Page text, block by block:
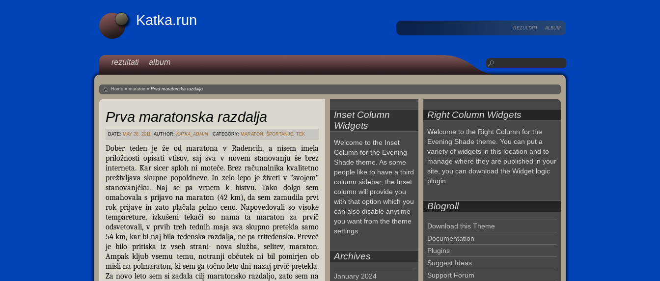
Katka.run REZULTATI ALBUM
rezultati album
Home » maraton » Prva maratonska razdalja
Prva maratonska razdalja
DATE: MAY 28, 2011 AUTHOR: KATKA_ADMIN CATEGORY: MARATON , ŠPORTANJE, TEK
Dober teden je že od maratona v Radencih, a nisem imela
priložnosti opisati vtisov, saj sva v novem stanovanju še brez
interneta. Kar sicer sploh ni moteče. Brez računalnika kvalitetno
preživljava skupne popoldneve. In zelo lepo je živeti v “svojem”
stanovanjčku. Naj se pa vrnem k bistvu. Tako dolgo sem
omahovala s prijavo na maraton (42 km), da sem zamudila prvi
rok prijave in zato plačala polno ceno. Napovedovali so visoke
tempareture, izkušeni tekači so nama ta maraton za prvič
odsvetovali, v prvih treh tednih maja sva skupno pretekla samo
54 km, kar bi naj bila tedenska razdalja, ne pa tritedenska. Preveč
je bilo pritiska iz vseh strani- nova služba, selitev, maraton.
Ampak kljub vsemu temu, notranji občutek ni bil pomirjen ob
misli na polmaraton, ki sem ga točno leto dni nazaj prvič pretekla.
Za novo leto sem si zadala cilj maratonsko razdaljo, zato sem na
Inset Column
Widgets
Welcome to the Inset
Column for the Evening
Shade theme. As some
people like to have a third
column sidebar, the Inset
column will provide you
with that option which you
can also disable anytime
you want from the theme
settings.
Archives
January 2024
Right Column Widgets
Welcome to the Right Column for the
Evening Shade theme. You can put a
variety of widgets in this location and to
manage where they are published in your
site, you can download the Widget logic
plugin.
Blogroll
Download this Theme
Documentation
Plugins
Suggest Ideas
Support Forum